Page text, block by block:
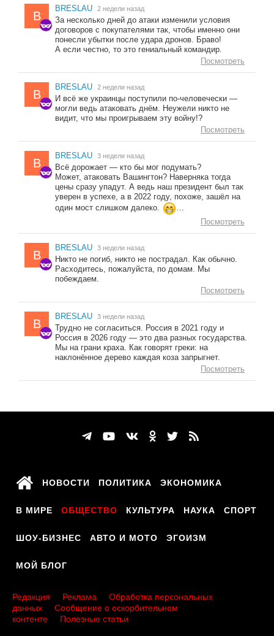
B
BRESLAU 2 недели назад
За несколько дней до атаки изменили условия
договоров с покупателями так, чтобы именно они
понесли убытки после удара дронов. Браво!
А если честно, то это гениальный командир.
Посмотреть
B
BRESLAU 2 недели назад
И всё же украинцы поступили по-человечески —
могли ведь атаковать днём. Неужели никто не
видит, что мы проигрываем эту войну!?
Посмотреть
B
BRESLAU 3 недели назад
Всё дорожает — кто бы мог подумать?
Может, атаковать Вашингтон? Наверняка тогда
цены сразу упадут. А ведь наш президент был так
уверен в успехе, а в 2022 году, похоже, зашёл на
один мост слишком далеко.
...
Посмотреть
B
BRESLAU 3 недели назад
Никто не погиб, никто не пострадал. Как обычно.
Расходитесь, пожалуйста, по домам. Мы
побеждаем.
Посмотреть
B
BRESLAU 3 недели назад
Трудно не согласиться. Россия в 2021 году и
Россия в 2026 году — это два разных государства.
Мы на грани краха. Как говорят греки: на
наклонённое дерево каждая коза запрыгнет.
Посмотреть
НОВОСТИ ПОЛИТИКА ЭКОНОМИКА
В МИРЕ ОБЩЕСТВО КУЛЬТУРА НАУКА СПОРТ
ШОУ-БИЗНЕС АВТО И МОТО ЭГОИЗМ
МОЙ БЛОГ
Редакция Реклама
Обработка персональных
данных
Сообщение о оскорбительном
контенте
Полезные статьи